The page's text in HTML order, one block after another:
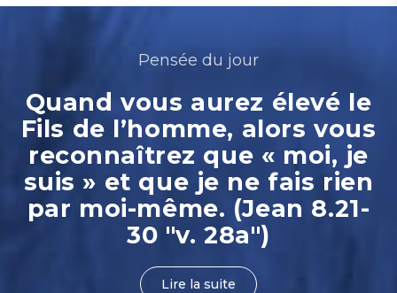
Pensée du jour
Quand vous aurez élevé le
Fils de l’homme, alors vous
reconnaîtrez que « moi, je
suis » et que je ne fais rien
par moi-même. (Jean 8.21-
30 "v. 28a")
Lire la suite